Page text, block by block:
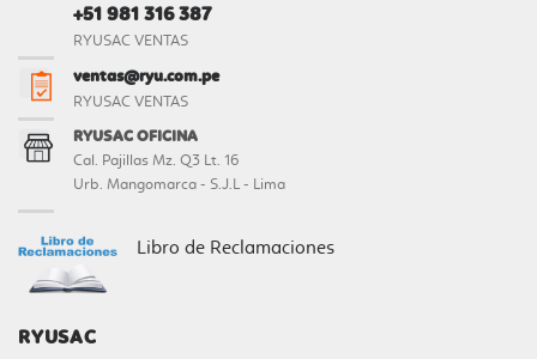
+51 981 316 387
RYUSAC VENTAS
ventas@ryu.com.pe
RYUSAC VENTAS
RYUSAC OFICINA
Cal. Pajillas Mz. Q3 Lt. 16
Urb. Mangomarca - S.J.L - Lima
Libro de Reclamaciones
RYUSAC